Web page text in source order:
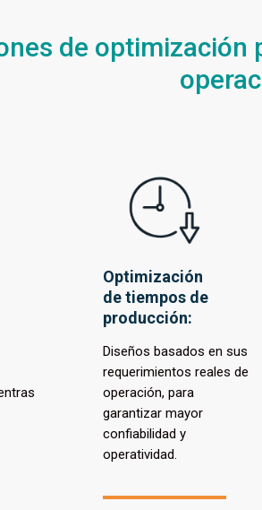
de optimización
Optimización
de tiempos de
producción:
Diseños basados en sus
requerimientos reales de
operación, para
garantizar mayor
confiabilidad y
operatividad.